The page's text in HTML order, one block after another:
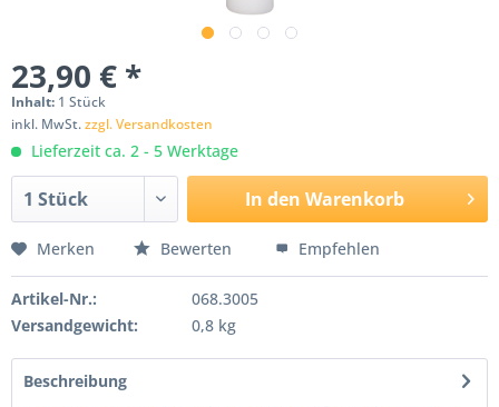
23,90 € *
Inhalt: 1 Stück
inkl. MwSt.zzgl. Versandkosten
Lieferzeit ca. 2 - 5 Werktage
In den Warenkorb
Merken Bewerten Empfehlen
Artikel-Nr.:
068.3005
Versandgewicht:
0,8 kg
Beschreibung